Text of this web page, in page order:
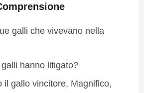
galli che vivevano nella
hanno litigato?
il gallo vincitore, Magnifico,